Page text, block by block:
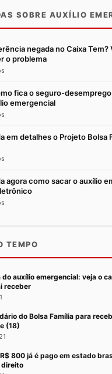
SOBRE AUXÍLIO
negada no Caixa Tem?
o problema
fica o seguro-
emergencial
em detalhes o Projeto Bolsa
agora como sacar o auxílio
TEMPO
do auxílio emergencial: veja o
receber
do Bolsa Família para
(18)
800 já é pago em estado
direito